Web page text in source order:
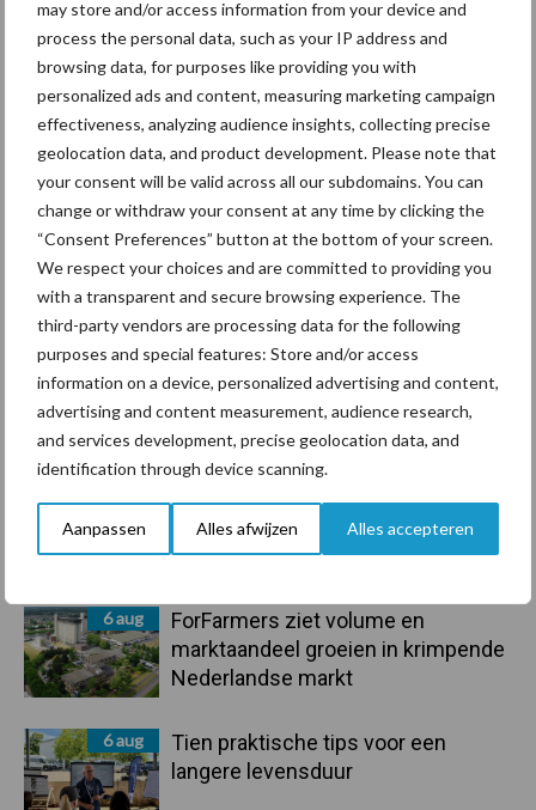
may store and/or access information from your device and
process the personal data, such as your IP address and
browsing data, for purposes like providing you with
personalized ads and content, measuring marketing campaign
effectiveness, analyzing audience insights, collecting precise
geolocation data, and product development. Please note that
your consent will be valid across all our subdomains. You can
change or withdraw your consent at any time by clicking the
“Consent Preferences” button at the bottom of your screen.
We respect your choices and are committed to providing you
with a transparent and secure browsing experience. The
third-party vendors are processing data for the following
purposes and special features: Store and/or access
information on a device, personalized advertising and content,
advertising and content measurement, audience research,
and services development, precise geolocation data, and
identification through device scanning.
Aanpassen Alles afwijzen Alles accepteren
Primaire
Sidebar
Recent nieuws Partner nieuws
7 aug
Grondstoffenmarkt blijft grillig:
droogte en geopolitiek houden
handel in de greep
De speenhuid: een vaak
onderschatte risicofactor voor
mastitis
6 aug
ForFarmers ziet volume en
marktaandeel groeien in krimpende
Nederlandse markt
6 aug
Tien praktische tips voor een
langere levensduur
Beregening Bijproducten
Toon meer